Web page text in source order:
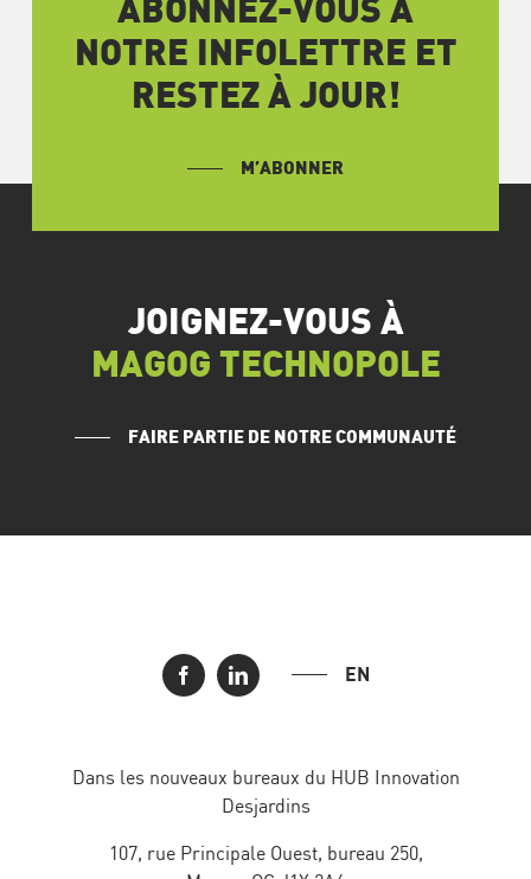
ABONNEZ-VOUS À
NOTRE INFOLETTRE ET
RESTEZ À JOUR!
M’ABONNER
JOIGNEZ-VOUS À
MAGOG TECHNOPOLE
FAIRE PARTIE DE NOTRE COMMUNAUTÉ
EN
Dans les nouveaux bureaux du HUB Innovation
Desjardins
107, rue Principale Ouest, bureau 250,